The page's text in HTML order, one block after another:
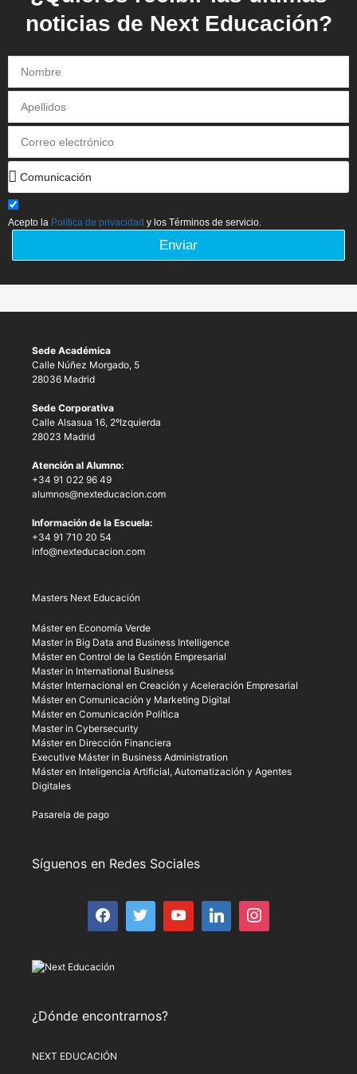
noticias de Next Educación?
Acepto la Política de privacidad y los Términos de servicio.
Enviar
Sede Académica
Calle Núñez Morgado, 5
28036 Madrid
Sede Corporativa
Calle Alsasua 16, 2ºIzquierda
28023 Madrid
Atención al Alumno:
+34 91 022 96 49
alumnos@nexteducacion.com
Información de la Escuela:
+34 91 710 20 54
info@nexteducacion.com
Masters Next Educación
Máster en Economía Verde
Master in Big Data and Business Intelligence
Máster en Control de la Gestión Empresarial
Master in International Business
Máster Internacional en Creación y Aceleración Empresarial
Máster en Comunicación y Marketing Digital
Máster en Comunicación Política
Master in Cybersecurity
Máster en Dirección Financiera
Executive Máster in Business Administration
Máster en Inteligencia Artificial, Automatización y Agentes
Digitales
Pasarela de pago
Síguenos en Redes Sociales
¿Dónde encontrarnos?
NEXT EDUCACIÓN